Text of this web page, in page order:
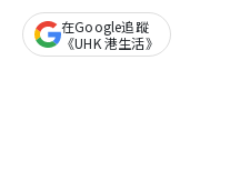
在Google追蹤
《UHK 港生活》